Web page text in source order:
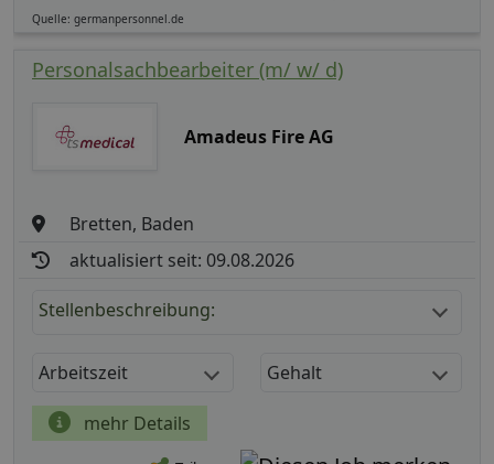
Quelle: germanpersonnel.de
Personalsachbearbeiter (m/ w/ d)
Amadeus Fire AG
Bretten, Baden
aktualisiert seit: 09.08.2026
Stellenbeschreibung:
Arbeitszeit Gehalt
mehr Details